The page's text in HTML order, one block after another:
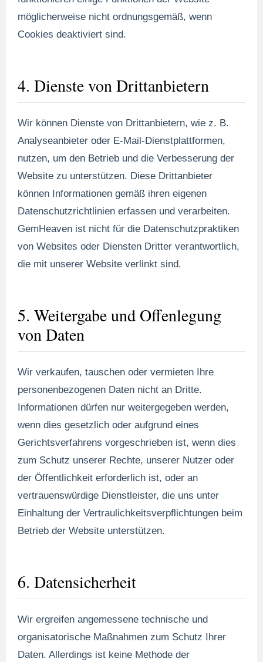
möglicherweise nicht ordnungsgemäß, wenn
Cookies deaktiviert sind.
4. Dienste von Drittanbietern
Wir können Dienste von Drittanbietern, wie z. B.
Analyseanbieter oder E-Mail-Dienstplattformen,
nutzen, um den Betrieb und die Verbesserung der
Website zu unterstützen. Diese Drittanbieter
können Informationen gemäß ihren eigenen
Datenschutzrichtlinien erfassen und verarbeiten.
GemHeaven ist nicht für die Datenschutzpraktiken
von Websites oder Diensten Dritter verantwortlich,
die mit unserer Website verlinkt sind.
5. Weitergabe und Offenlegung
von Daten
Wir verkaufen, tauschen oder vermieten Ihre
personenbezogenen Daten nicht an Dritte.
Informationen dürfen nur weitergegeben werden,
wenn dies gesetzlich oder aufgrund eines
Gerichtsverfahrens vorgeschrieben ist, wenn dies
zum Schutz unserer Rechte, unserer Nutzer oder
der Öffentlichkeit erforderlich ist, oder an
vertrauenswürdige Dienstleister, die uns unter
Einhaltung der Vertraulichkeitsverpflichtungen beim
Betrieb der Website unterstützen.
6. Datensicherheit
Wir ergreifen angemessene technische und
organisatorische Maßnahmen zum Schutz Ihrer
Daten. Allerdings ist keine Methode der